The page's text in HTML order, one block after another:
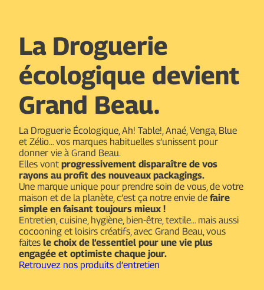
La Droguerie
écologique devient
Grand Beau.
La Droguerie Écologique, Ah! Table!, Anaé, Venga, Blue
et Zélio… vos marques habituelles s’unissent pour
donner vie à Grand Beau.
Elles vont progressivement disparaître de vos
rayons au profit des nouveaux packagings.
Une marque unique pour prendre soin de vous, de votre
maison et de la planète, c’est ça notre envie de faire
simple en faisant toujours mieux !
Entretien, cuisine, hygiène, bien-être, textile… mais aussi
cocooning et loisirs créatifs, avec Grand Beau, vous
faites le choix de l’essentiel pour une vie plus
engagée et optimiste chaque jour.
Retrouvez nos produits d’entretien